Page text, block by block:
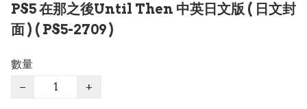
PS5 在那之後Until Then 中英日文版 ( 日文封
面 ) ( PS5-2709 )
數量
−
+